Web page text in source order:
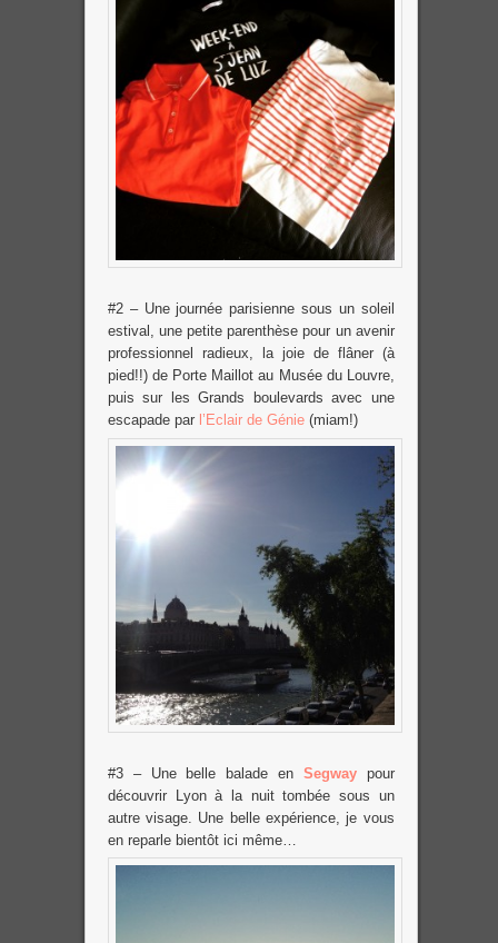
#2 – Une journée parisienne sous un soleil
estival, une petite parenthèse pour un avenir
professionnel radieux, la joie de flâner (à
pied!!) de Porte Maillot au Musée du Louvre,
puis sur les Grands boulevards avec une
escapade par l’Eclair de Génie(miam!)
#3 – Une belle balade en Segway pour
découvrir Lyon à la nuit tombée sous un
autre visage. Une belle expérience, je vous
en reparle bientôt ici même…